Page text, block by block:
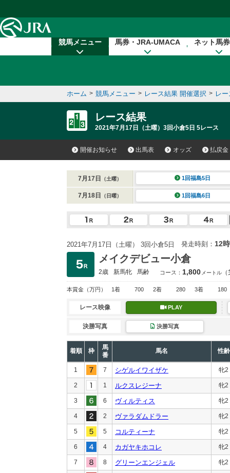
競馬メニュー 馬券・JRA-UMACA ネット馬
ホーム > 競馬メニュー > レース結果 開催選択 > レ
レース結果
2021年7月17日（土曜）3回小倉5日 5レース
開催お知らせ 出馬表 オッズ 払戻金
7月17日 （土曜） 1回福島5日
7月18日 （日曜） 1回福島6日
2021年7月17日（土曜） 3回小倉5日 発走時刻： 12
メイクデビュー小倉
2歳 新馬牝 馬齢 コース： 1,800 メートル
本賞金 （万円） 1着 700 2着 280 3着 180
レース映像 PLAY
決勝写真 決勝写真
着順 枠
馬
番
馬名 性齢
1 7 シゲルイワイザケ 牝2
2 1 ルクスレジーナ 牝2
3 6 ヴィルティス 牝2
4 2 ヴァラダムドラー 牝2
5 5 コルティーナ 牝2
6 4 カガヤキホコレ 牝2
7 8 グリーンエンジェル 牝2